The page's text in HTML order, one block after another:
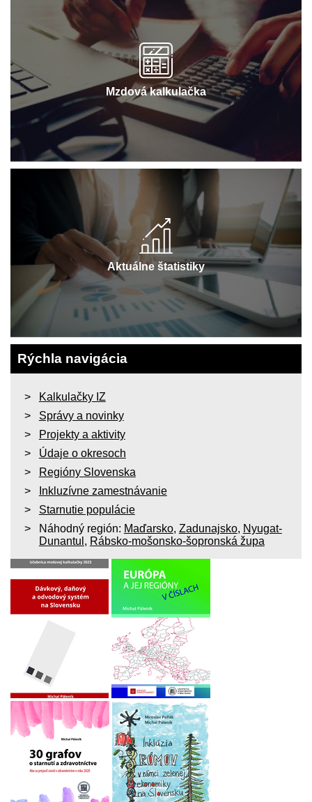
Mzdová kalkulačka
Aktuálne štatistiky
Rýchla navigácia
Kalkulačky IZ
Správy a novinky
Projekty a aktivity
Údaje o okresoch
Regióny Slovenska
Inkluzívne zamestnávanie
Starnutie populácie
Náhodný región: Maďarsko, Zadunajsko, Nyugat-
Dunantul , Rábsko-mošonsko-šopronská župa